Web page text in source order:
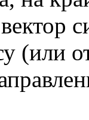
(или